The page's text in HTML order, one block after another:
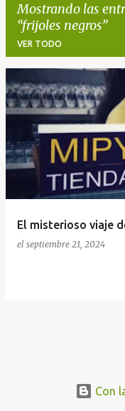
Mostrando las
frijoles negros
VER TODO
E
n
r
a
El misterioso viaje
el septiembre 21, 2024
Con